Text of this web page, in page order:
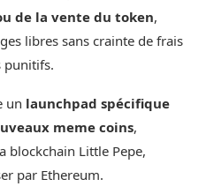
de la vente du token,
libres sans crainte de frais
punitifs.
un launchpad spécifique
meme coins,
blockchain Little Pepe,
par Ethereum.